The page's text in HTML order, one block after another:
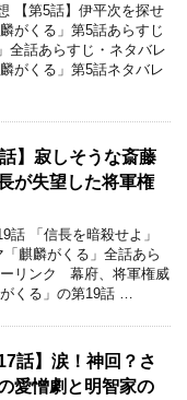
【第5話】伊平次を探せ
がくる」第5話あらすじ
全話あらすじ・ネタバレ
がくる」第5話ネタバレ
】寂しそうな斎藤
が失望した将軍権
話 「信長を暗殺せよ」
麒麟がくる」全話あら
リンク 幕府、将軍権威
くる」の第19話 …
話】涙！神回？さ
愛憎劇と明智家の